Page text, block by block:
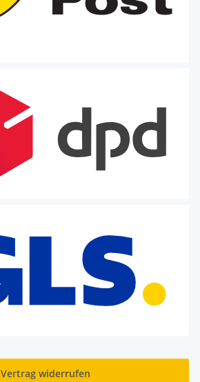
Vertrag widerrufen